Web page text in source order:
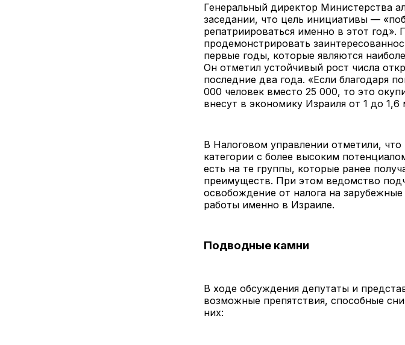
Генеральный директор Министерства
заседании, что цель инициативы —
репатриироваться именно в этот год».
продемонстрировать
первые годы, которые являются
Он отметил устойчивый рост числа
последние два года. «Если благодаря
000 человек вместо 25 000, то это
внесут в экономику Израиля от 1 до
В Налоговом управлении отметили, что
категории с более высоким
есть на те группы, которые ранее
преимуществ. При этом ведомство
освобождение от налога на
работы именно в Израиле.
Подводные камни
В ходе обсуждения депутаты и
возможные препятствия, способные
них: